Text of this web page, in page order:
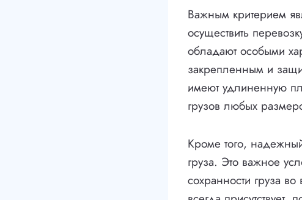
Важным критерием
осуществить
обладают особыми
закрепленным и
имеют удлиненную
грузов любых
Кроме того,
груза. Это важное
сохранности груза